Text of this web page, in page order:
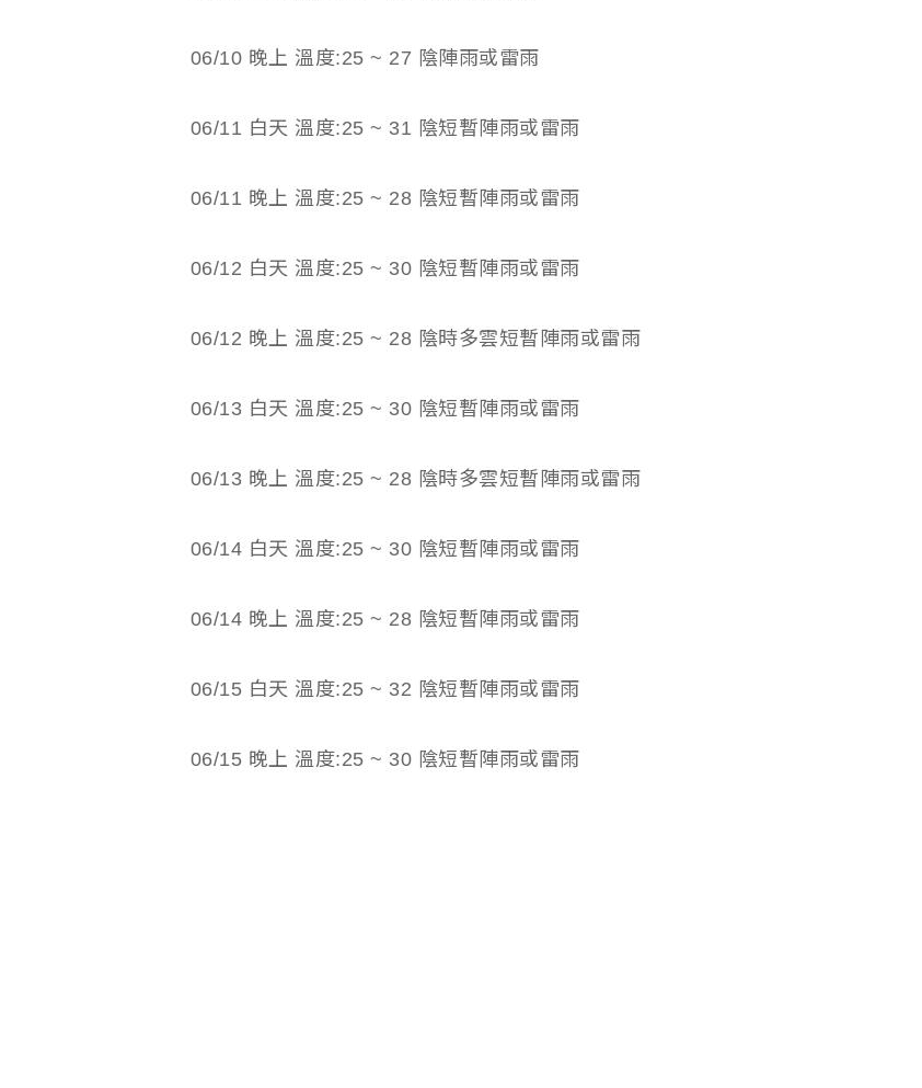
06/10 晚上 溫度:25 ~ 27 陰陣雨或雷雨
06/11 白天 溫度:25 ~ 31 陰短暫陣雨或雷雨
06/11 晚上 溫度:25 ~ 28 陰短暫陣雨或雷雨
06/12 白天 溫度:25 ~ 30 陰短暫陣雨或雷雨
06/12 晚上 溫度:25 ~ 28 陰時多雲短暫陣雨或雷雨
06/13 白天 溫度:25 ~ 30 陰短暫陣雨或雷雨
06/13 晚上 溫度:25 ~ 28 陰時多雲短暫陣雨或雷雨
06/14 白天 溫度:25 ~ 30 陰短暫陣雨或雷雨
06/14 晚上 溫度:25 ~ 28 陰短暫陣雨或雷雨
06/15 白天 溫度:25 ~ 32 陰短暫陣雨或雷雨
06/15 晚上 溫度:25 ~ 30 陰短暫陣雨或雷雨